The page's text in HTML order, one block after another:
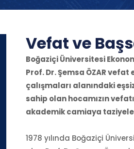
Vefat ve
Boğaziçi Üniversitesi
Prof. Dr. Şemsa ÖZAR
çalışmaları alanındaki
sahip olan hocamızın
akademik camiaya
1978 yılında Boğaziçi